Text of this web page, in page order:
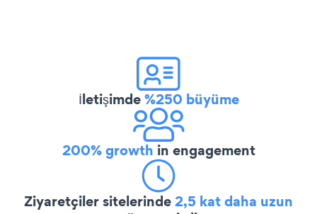
İletişimde%250 büyüme
200% growth in engagement
Ziyaretçiler sitelerinde2,5 kat daha uzun